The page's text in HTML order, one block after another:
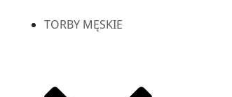
TORBY MĘSKIE